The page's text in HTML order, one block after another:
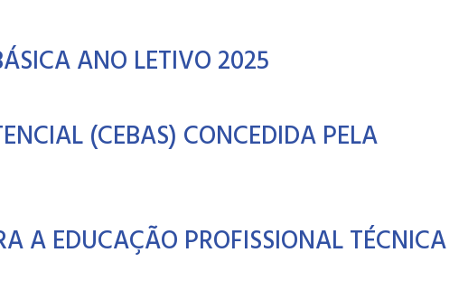
ANO LETIVO 2025
(CEBAS) CONCEDIDA PELA
A EDUCAÇÃO PROFISSIONAL TÉCNICA